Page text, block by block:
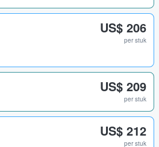
US$ 206
per stuk
US$ 209
per stuk
US$ 212
per stuk